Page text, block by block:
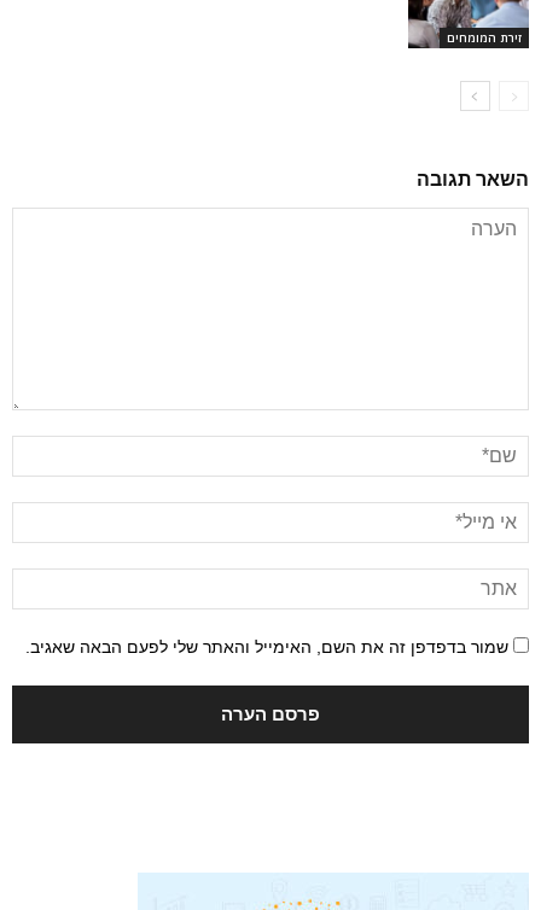
זירת המומחים
השאר תגובה
שמור בדפדפן זה את השם, האימייל והאתר שלי לפעם הבאה שאגיב.